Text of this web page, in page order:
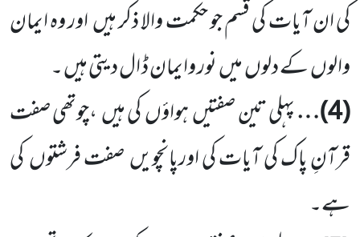
کی ان آیات کی قسم جو حکمت والا ذکر ہیںاور وہ ایمان
والوںکے دلوںمیںنور وایمان ڈ ال دیتی ہیں ۔
(
4
)…پہلی تین صفتیںہواؤںکی ہیں،چوتھی صفت
قرآنِ پاک کی آیات کی اورپانچویںصفت فرشتوںکی
ہے۔